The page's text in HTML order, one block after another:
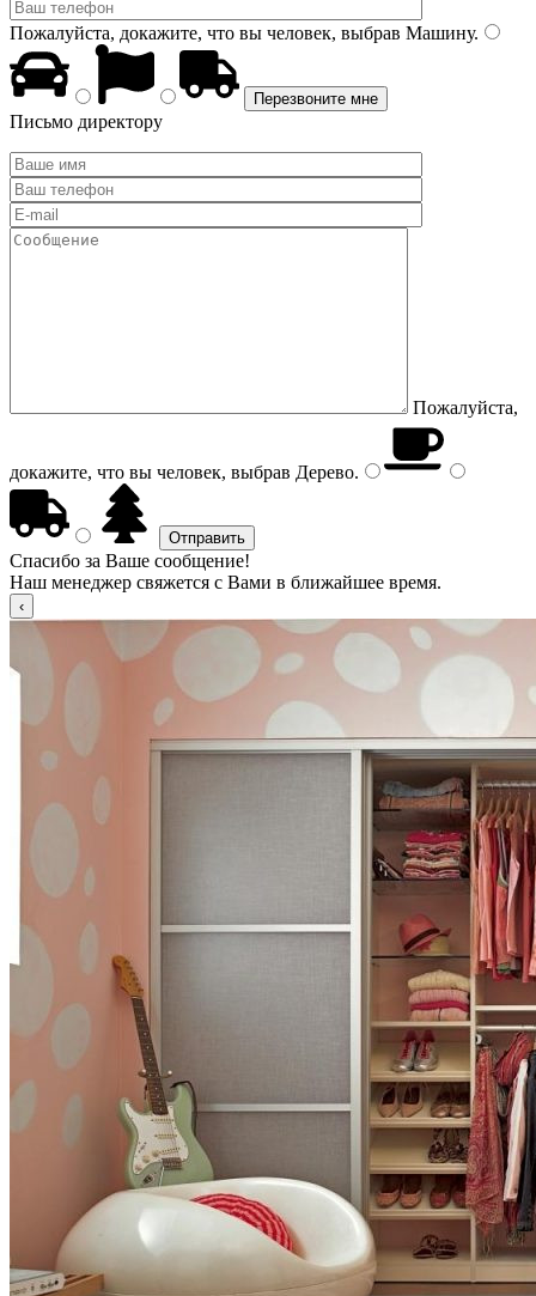
Пожалуйста, докажите, что вы человек, выбрав Машину.
Письмо директору
Пожалуйста,
докажите, что вы человек, выбрав Дерево.
Спасибо за Ваше сообщение!
Наш менеджер свяжется с Вами в ближайшее время.